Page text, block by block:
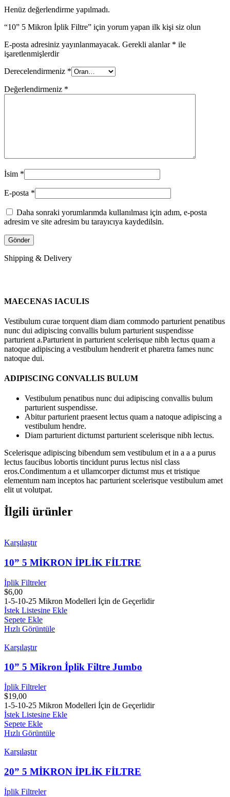
Henüz değerlendirme yapılmadı.
“10” 5 Mikron İplik Filtre” için yorum yapan ilk kişi siz olun
E-posta adresiniz yayınlanmayacak. Gerekli alanlar * ile
işaretlenmişlerdir
Derecelendirmeniz *
Değerlendirmeniz *
İsim *
E-posta *
Daha sonraki yorumlarımda kullanılması için adım, e-posta
adresim ve site adresim bu tarayıcıya kaydedilsin.
Shipping & Delivery
MAECENAS IACULIS
Vestibulum curae torquent diam diam commodo parturient penatibus
nunc dui adipiscing convallis bulum parturient suspendisse
parturient a.Parturient in parturient scelerisque nibh lectus quam a
natoque adipiscing a vestibulum hendrerit et pharetra fames nunc
natoque dui.
ADIPISCING CONVALLIS BULUM
Vestibulum penatibus nunc dui adipiscing convallis bulum
parturient suspendisse.
Abitur parturient praesent lectus quam a natoque adipiscing a
vestibulum hendre.
Diam parturient dictumst parturient scelerisque nibh lectus.
Scelerisque adipiscing bibendum sem vestibulum et in a a a purus
lectus faucibus lobortis tincidunt purus lectus nisl class
eros.Condimentum a et ullamcorper dictumst mus et tristique
elementum nam inceptos hac parturient scelerisque vestibulum amet
elit ut volutpat.
İlgili ürünler
Karşılaştır
10” 5 MİKRON İPLİK FİLTRE
İplik Filtreler
$6,00
1-5-10-25 Mikron Modelleri İçin de Geçerlidir
İstek Listesine Ekle
Sepete Ekle
Hızlı Görüntüle
Karşılaştır
10” 5 Mikron İplik Filtre Jumbo
İplik Filtreler
$19,00
1-5-10-25 Mikron Modelleri İçin de Geçerlidir
İstek Listesine Ekle
Sepete Ekle
Hızlı Görüntüle
Karşılaştır
20” 5 MİKRON İPLİK FİLTRE
İplik Filtreler